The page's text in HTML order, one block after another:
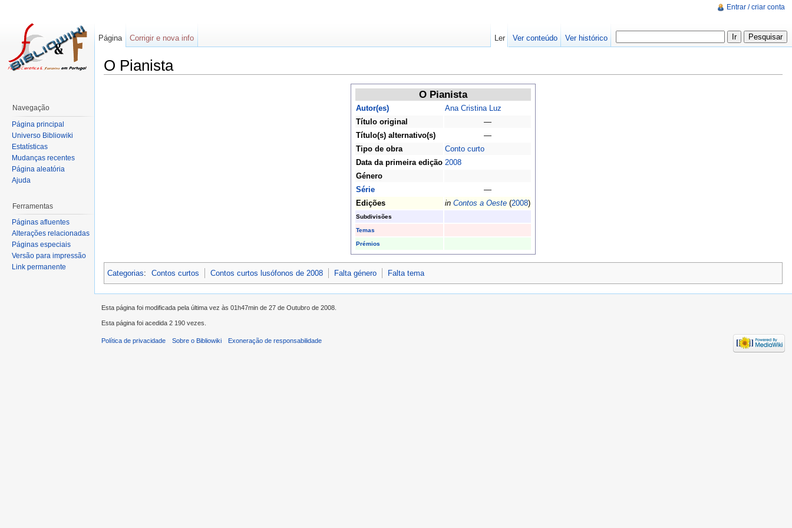
O Pianista
O Pianista
Autor(es)
Ana Cristina Luz
Título original
—
Título(s) alternativo(s)
—
Tipo de obra
Conto curto
Data da primeira edição 2008
Género
Série
—
Edições
in Contos a Oeste (2008)
Subdivisões
Temas
Prémios
Categorias: Contos curtos Contos curtos lusófonos de 2008 Falta género Falta tema
Entrar / criar conta
Página Corrigir e nova info Ler Ver conteúdo Ver histórico
Navegação
Página principal
Universo Bibliowiki
Estatísticas
Mudanças recentes
Página aleatória
Ajuda
Ferramentas
Páginas afluentes
Alterações relacionadas
Páginas especiais
Versão para impressão
Link permanente
Esta página foi modificada pela última vez às 01h47min de 27 de Outubro de 2008.
Esta página foi acedida 2 190 vezes.
Política de privacidade Sobre o Bibliowiki Exoneração de responsabilidade